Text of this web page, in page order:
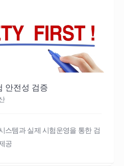
안전성 검증
스템과 실제 시험운영을 통한 검
공